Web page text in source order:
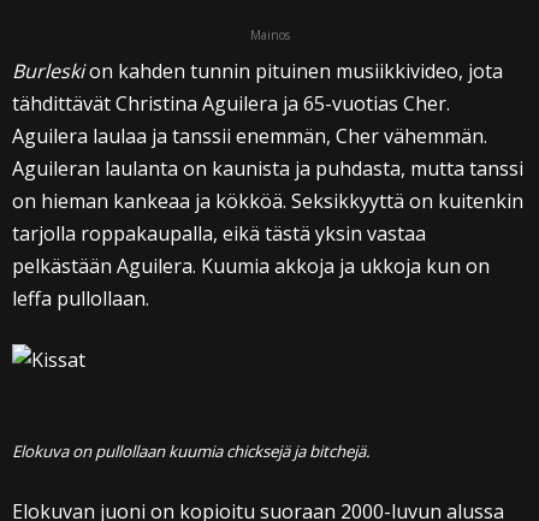
Mainos
Burleskion kahden tunnin pituinen musiikkivideo, jota
tähdittävät Christina Aguilera ja 65-vuotias Cher.
Aguilera laulaa ja tanssii enemmän, Cher vähemmän.
Aguileran laulanta on kaunista ja puhdasta, mutta tanssi
on hieman kankeaa ja kökköä. Seksikkyyttä on kuitenkin
tarjolla roppakaupalla, eikä tästä yksin vastaa
pelkästään Aguilera. Kuumia akkoja ja ukkoja kun on
leffa pullollaan.
Elokuva on pullollaan kuumia chicksejä ja bitchejä.
Elokuvan juoni on kopioitu suoraan 2000-luvun alussa